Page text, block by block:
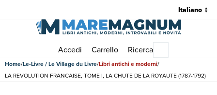
Accedi Carrello Ricerca
Home Le-Livre / Le Village du Livre Libri antichi e moderni
LA REVOLUTION FRANCAISE, TOME I, LA CHUTE DE LA ROYAUTE (1787-1792)